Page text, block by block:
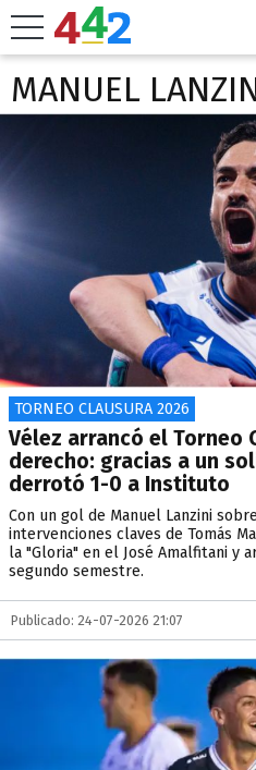
MANUEL
TORNEO CLAUSURA 2026
Vélez arrancó el Torneo
derecho: gracias a un
derrotó 1-0 a Instituto
Con un gol de Manuel Lanzini
intervenciones claves de Tomás
la "Gloria" en el José Amalfitani y
segundo semestre.
Publicado: 24-07-2026 21:07